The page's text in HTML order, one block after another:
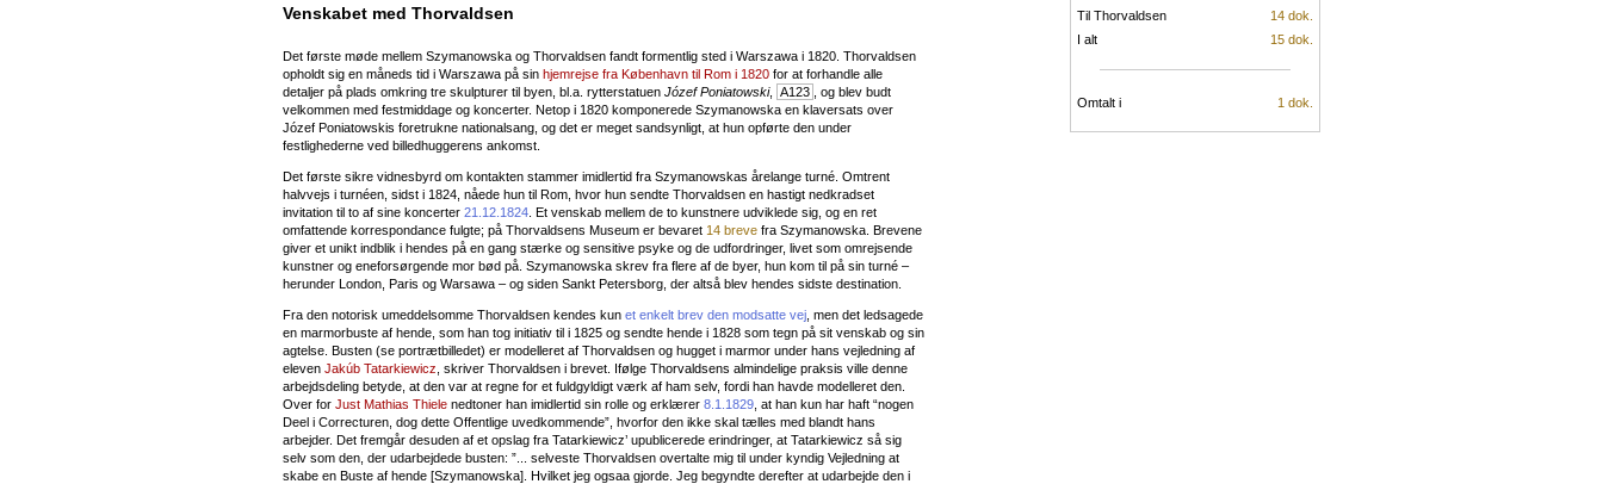
Venskabet med Thorvaldsen
Det første møde mellem Szymanowska og Thorvaldsen fandt formentlig sted i Warszawa i 1820. Thorvaldsen
opholdt sig en måneds tid i Warszawa på sin hjemrejse fra København til Rom i 1820 for at forhandle alle
detaljer på plads omkring tre skulpturer til byen, bl.a. rytterstatuen Józef Poniatowski, A123
, og blev budt
velkommen med festmiddage og koncerter. Netop i 1820 komponerede Szymanowska en klaversats over
Józef Poniatowskis foretrukne nationalsang, og det er meget sandsynligt, at hun opførte den under
festlighederne ved billedhuggerens ankomst.
Det første sikre vidnesbyrd om kontakten stammer imidlertid fra Szymanowskas årelange turné. Omtrent
halvvejs i turnéen, sidst i 1824, nåede hun til Rom, hvor hun sendte Thorvaldsen en hastigt nedkradset
invitation til to af sine koncerter 21.12.1824 . Et venskab mellem de to kunstnere udviklede sig, og en ret
omfattende korrespondance fulgte; på Thorvaldsens Museum er bevaret 14 breve fra Szymanowska. Brevene
giver et unikt indblik i hendes på en gang stærke og sensitive psyke og de udfordringer, livet som omrejsende
kunstner og eneforsørgende mor bød på. Szymanowska skrev fra flere af de byer, hun kom til på sin turné –
herunder London, Paris og Warsawa – og siden Sankt Petersborg, der altså blev hendes sidste destination.
Fra den notorisk umeddelsomme Thorvaldsen kendes kun et enkelt brev den modsatte vej , men det ledsagede
en marmorbuste af hende, som han tog initiativ til i 1825 og sendte hende i 1828 som tegn på sit venskab og sin
agtelse. Busten (se portrætbilledet) er modelleret af Thorvaldsen og hugget i marmor under hans vejledning af
eleven Jakúb Tatarkiewicz , skriver Thorvaldsen i brevet. Ifølge Thorvaldsens almindelige praksis ville denne
arbejdsdeling betyde, at den var at regne for et fuldgyldigt værk af ham selv, fordi han havde modelleret den.
Over for Just Mathias Thiele nedtoner han imidlertid sin rolle og erklærer 8.1.1829 , at han kun har haft “nogen
Deel i Correcturen, dog dette Offentlige uvedkommende”, hvorfor den ikke skal tælles med blandt hans
arbejder. Det fremgår desuden af et opslag fra Tatarkiewicz’ upublicerede erindringer, at Tatarkiewicz så sig
selv som den, der udarbejdede busten: ”... selveste Thorvaldsen overtalte mig til under kyndig Vejledning at
skabe en Buste af hende [Szymanowska]. Hvilket jeg ogsaa gjorde. Jeg begyndte derefter at udarbejde den i
Til Thorvaldsen
14 dok.
I alt
15 dok.
Omtalt i 1 dok.